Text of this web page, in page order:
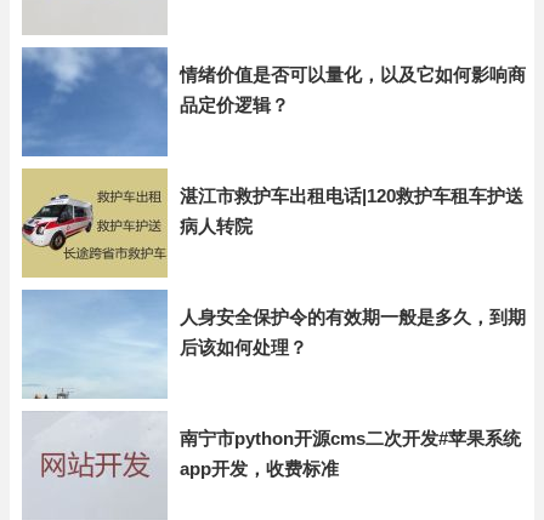
情绪价值是否可以量化，以及它如何影响商
品定价逻辑？
湛江市救护车出租电话|120救护车租车护送
病人转院
人身安全保护令的有效期一般是多久，到期
后该如何处理？
南宁市python开源cms二次开发#苹果系统
app开发，收费标准